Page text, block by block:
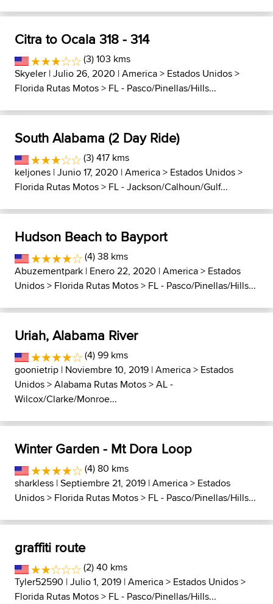
Citra to Ocala 318 - 314
(3) 103 kms
Skyeler | Julio 26, 2020 |America> Estados Unidos>
Florida Rutas Motos> FL - Pasco/Pinellas/Hills...
South Alabama (2 Day Ride)
(3) 417 kms
keljones | Junio 17, 2020 |America> Estados Unidos>
Florida Rutas Motos> FL - Jackson/Calhoun/Gulf...
Hudson Beach to Bayport
(4) 38 kms
Abuzementpark | Enero 22, 2020 |America> Estados
Unidos> Florida Rutas Motos> FL - Pasco/Pinellas/Hills...
Uriah, Alabama River
(4) 99 kms
goonietrip | Noviembre 10, 2019 |America> Estados
Unidos>Alabama Rutas Motos>AL -
Wilcox/Clarke/Monroe...
Winter Garden - Mt Dora Loop
(4) 80 kms
sharkless | Septiembre 21, 2019 |America> Estados
Unidos> Florida Rutas Motos> FL - Pasco/Pinellas/Hills...
graffiti route
(2) 40 kms
Tyler52590 | Julio 1, 2019 |America> Estados Unidos>
Florida Rutas Motos> FL - Pasco/Pinellas/Hills...